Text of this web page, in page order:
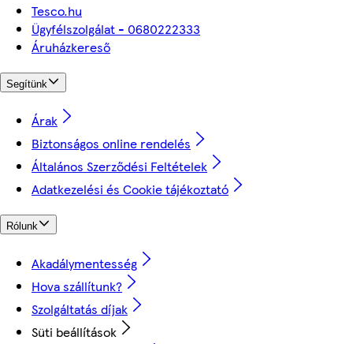
Tesco.hu
Ügyfélszolgálat - 0680222333
Áruházkereső
Segítünk
Árak
Biztonságos online rendelés
Általános Szerződési Feltételek
Adatkezelési és Cookie tájékoztató
Rólunk
Akadálymentesség
Hova szállítunk?
Szolgáltatás díjak
Süti beállítások